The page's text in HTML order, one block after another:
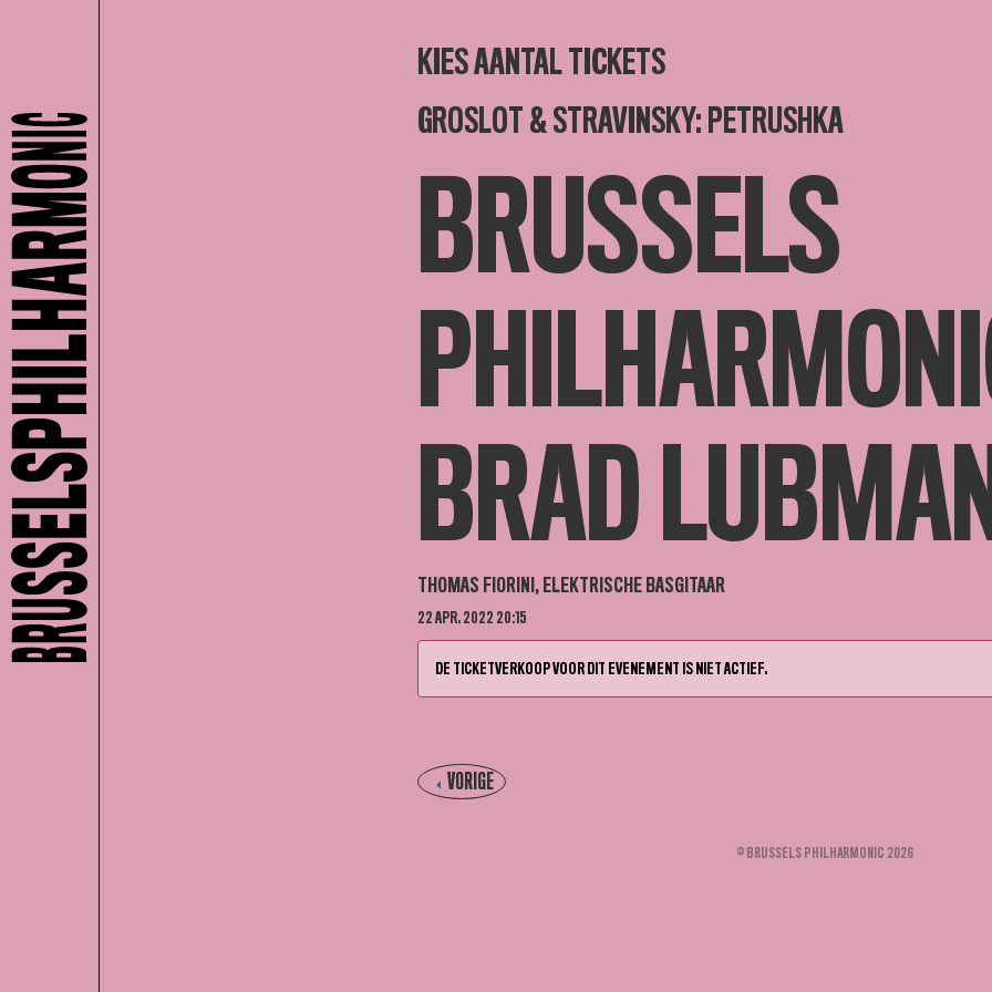
KIES AANTAL TICKETS
GROSLOT & STRAVINSKY: PETRUSHKA
BRUSSELS
BRAD
THOMAS FIORINI, ELEKTRISCHE BASGITAAR
22 APR. 2022 20:15
DE TICKETVERKOOP VOOR DIT EVENEMENT IS NIET ACTIEF.
VORIGE
© BRUSSELS PHILHARMONIC 2026